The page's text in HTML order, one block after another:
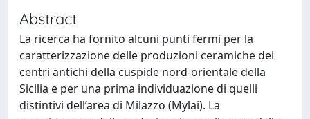
Abstract
La ricerca ha fornito alcuni punti fermi per la
caratterizzazione delle produzioni ceramiche dei
centri antichi della cuspide nord-orientale della
Sicilia e per una prima individuazione di quelli
distintivi dell’area di Milazzo (Mylai). La